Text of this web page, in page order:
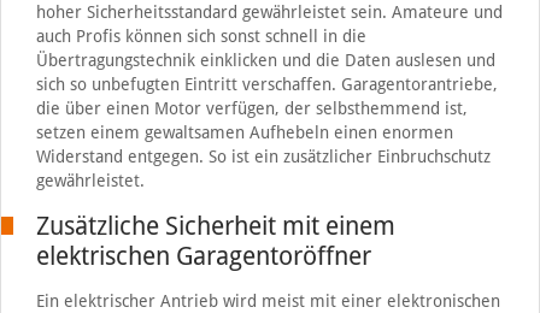
hoher Sicherheitsstandard gewährleistet sein. Amateure und
auch Profis können sich sonst schnell in die
Übertragungstechnik einklicken und die Daten auslesen und
sich so unbefugten Eintritt verschaffen. Garagentorantriebe,
die über einen Motor verfügen, der selbsthemmend ist,
setzen einem gewaltsamen Aufhebeln einen enormen
Widerstand entgegen. So ist ein zusätzlicher Einbruchschutz
gewährleistet.
Zusätzliche Sicherheit mit einem
elektrischen Garagentoröffner
Ein elektrischer Antrieb wird meist mit einer elektronischen